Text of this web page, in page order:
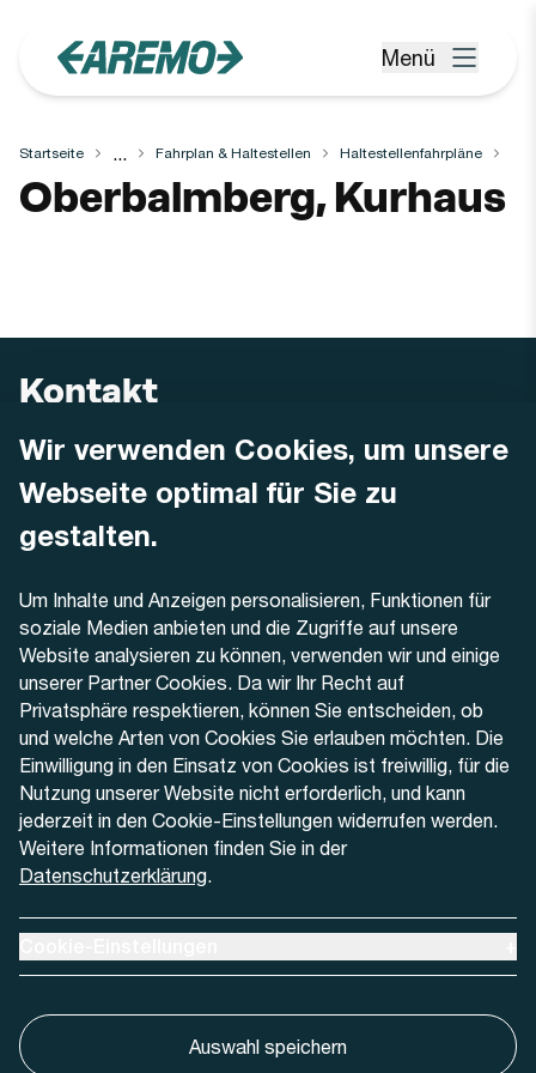
Wir verwenden Cookies, um unsere
Webseite optimal für Sie zu
gestalten.
Um Inhalte und Anzeigen personalisieren, Funktionen für
soziale Medien anbieten und die Zugriffe auf unsere
Website analysieren zu können, verwenden wir und einige
unserer Partner Cookies. Da wir Ihr Recht auf
Privatsphäre respektieren, können Sie entscheiden, ob
und welche Arten von Cookies Sie erlauben möchten. Die
Einwilligung in den Einsatz von Cookies ist freiwillig, für die
Nutzung unserer Website nicht erforderlich, und kann
jederzeit in den Cookie-Einstellungen widerrufen werden.
Weitere Informationen finden Sie in der
Datenschutzerklärung.
Auswahl speichern
Menü öffnen
Menü
Startseite ... Fahrplan & Haltestellen Haltestellenfahrpläne
Haltestelle
Oberbalmberg, Kurhaus
Kontakt
AREMO
Dornacherstrasse 48
4500 Solothurn
+41 32 622 37 22
Kontaktformular
Aktuell
Medien